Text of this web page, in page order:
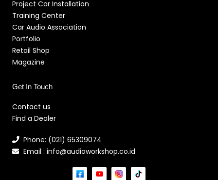
Project Car Installation
Training Center
Car Audio Association
Portfolio
Retail Shop
Magazine
Get In Touch
Contact us
Find a Dealer
Phone: (021) 65309074
Email : info@audioworkshop.co.id